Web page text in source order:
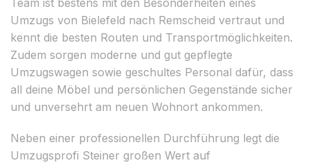
Umzugs von Bielefeld nach Remscheid vertraut und
kennt die besten Routen und Transportmöglichkeiten.
Zudem sorgen moderne und gut gepflegte
Umzugswagen sowie geschultes Personal dafür, dass
all deine Möbel und persönlichen Gegenstände sicher
und unversehrt am neuen Wohnort ankommen.
Neben einer professionellen Durchführung legt die
Umzugsprofi Steiner großen Wert auf